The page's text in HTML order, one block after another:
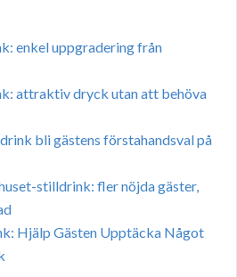
enkel uppgradering från
attraktiv dryck utan att behöva
bli gästens förstahandsval på
stilldrink: fler nöjda gäster,
Hjälp Gästen Upptäcka Något